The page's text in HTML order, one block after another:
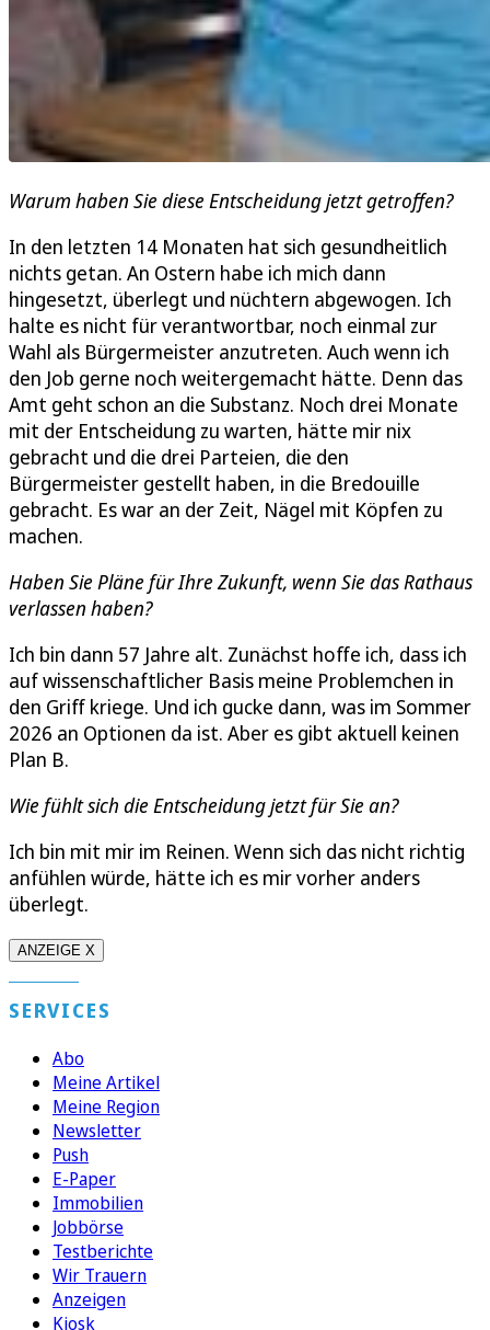
Warum haben Sie diese Entscheidung jetzt getroffen?
In den letzten 14 Monaten hat sich gesundheitlich
nichts getan. An Ostern habe ich mich dann
hingesetzt, überlegt und nüchtern abgewogen. Ich
halte es nicht für verantwortbar, noch einmal zur
Wahl als Bürgermeister anzutreten. Auch wenn ich
den Job gerne noch weitergemacht hätte. Denn das
Amt geht schon an die Substanz. Noch drei Monate
mit der Entscheidung zu warten, hätte mir nix
gebracht und die drei Parteien, die den
Bürgermeister gestellt haben, in die Bredouille
gebracht. Es war an der Zeit, Nägel mit Köpfen zu
machen.
Haben Sie Pläne für Ihre Zukunft, wenn Sie das Rathaus
verlassen haben?
Ich bin dann 57 Jahre alt. Zunächst hoffe ich, dass ich
auf wissenschaftlicher Basis meine Problemchen in
den Griff kriege. Und ich gucke dann, was im Sommer
2026 an Optionen da ist. Aber es gibt aktuell keinen
Plan B.
Wie fühlt sich die Entscheidung jetzt für Sie an?
Ich bin mit mir im Reinen. Wenn sich das nicht richtig
anfühlen würde, hätte ich es mir vorher anders
überlegt.
ANZEIGE X
SERVICES
Abo
Meine Artikel
Meine Region
Newsletter
Push
E-Paper
Immobilien
Jobbörse
Testberichte
Wir Trauern
Anzeigen
Kiosk